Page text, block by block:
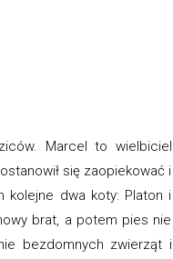
Marcel to wielbiciel
się zaopiekować i
kolejne dwa koty: Platon i
brat, a potem pies nie
bezdomnych zwierząt i